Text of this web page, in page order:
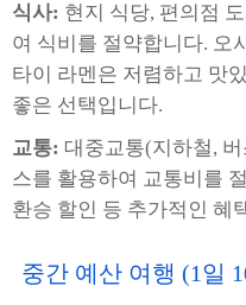
식사: 현지 식당, 편의점
여 식비를 절약합니다. 오
타이 라멘은 저렴하고 맛
좋은 선택입니다.
교통: 대중교통(지하철,
스를 활용하여 교통비를
환승 할인 등 추가적인 혜
중간 예산 여행 (1일